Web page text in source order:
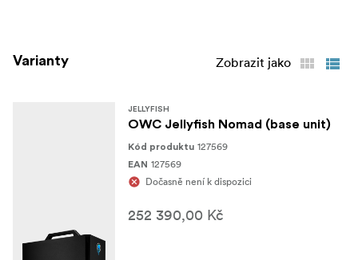
Varianty Zobrazit jako
JELLYFISH
OWC Jellyfish Nomad (base unit)
Kód produktu 127569
EAN 127569
Dočasně není k dispozici
252 390,00 Kč